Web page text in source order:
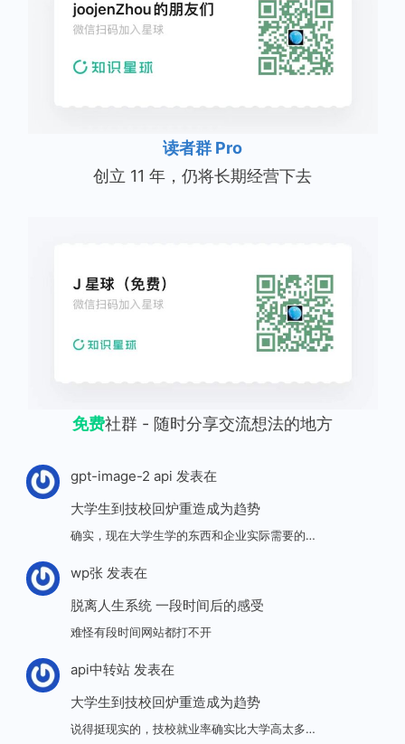
读者群 Pro
创立 11 年，仍将长期经营下去
免费社群 - 随时分享交流想法的地方
gpt-image-2 api 发表在
大学生到技校回炉重造成为趋势
确实，现在大学生学的东西和企业实际需要的…
wp张发表在
脱离人生系统 一段时间后的感受
难怪有段时间网站都打不开
api中转站发表在
大学生到技校回炉重造成为趋势
说得挺现实的，技校就业率确实比大学高太多…